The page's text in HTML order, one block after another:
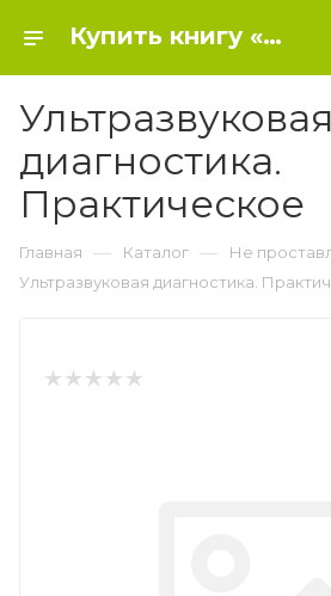
Купить книгу «Ультразвуковая диагностика. Практическое» 0, Эдвард И. Блют - Не проставлена группа
Ультразвуковая
диагностика.
Практическое
Главная — Каталог — Не
Ультразвуковая диагностика.